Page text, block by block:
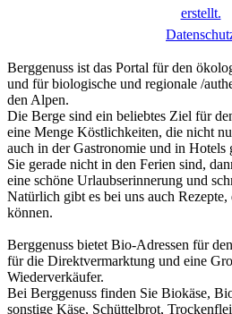
erstellt.
D
Berggenuss ist das Portal für den
und für biologische und regionale /
den Alpen.
Die Berge sind ein beliebtes Ziel für
eine Menge Köstlichkeiten, die nicht
auch in der Gastronomie und in Hotels
Sie gerade nicht in den Ferien sind,
eine schöne Urlaubserinnerung und
Natürlich gibt es bei uns auch
können.
Berggenuss bietet Bio-Adressen für
für die Direktvermarktung und eine
Wiederverkäufer.
Bei Berggenuss finden Sie Biokäse,
sonstige Käse, Schüttelbrot,